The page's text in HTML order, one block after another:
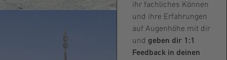
ihr fachliches Können
und ihre Erfahrungen
auf Augenhöhe mit dir
und geben dir 1:1
Feedback in deinen